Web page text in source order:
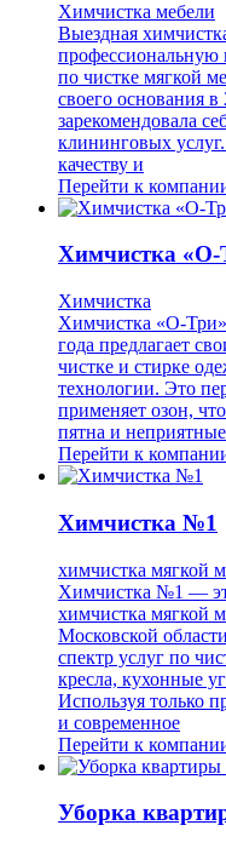
Химчистка мебели
Выездная
по чистке мягкой
своего основания
зарекомендовала
клининговых
качеству и
Перейти к
Химчистка «О-
Химчистка
Химчистка «О-
года предлагает
чистке и стирке
технологии. Это
применяет озон,
пятна и
Перейти к
Химчистка №1
химчистка мягкой
Химчистка №1 —
химчистка мягкой
Московской
спектр услуг по
кресла, кухонные
Используя только
и современное
Перейти к
Уборка